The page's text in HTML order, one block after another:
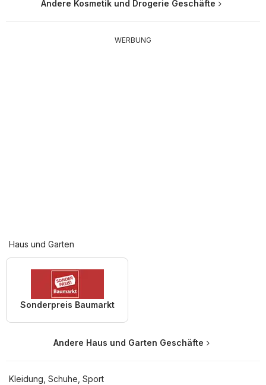
Andere Kosmetik und Drogerie Geschäfte
WERBUNG
Haus und Garten
Sonderpreis Baumarkt
Andere Haus und Garten Geschäfte
Kleidung, Schuhe, Sport